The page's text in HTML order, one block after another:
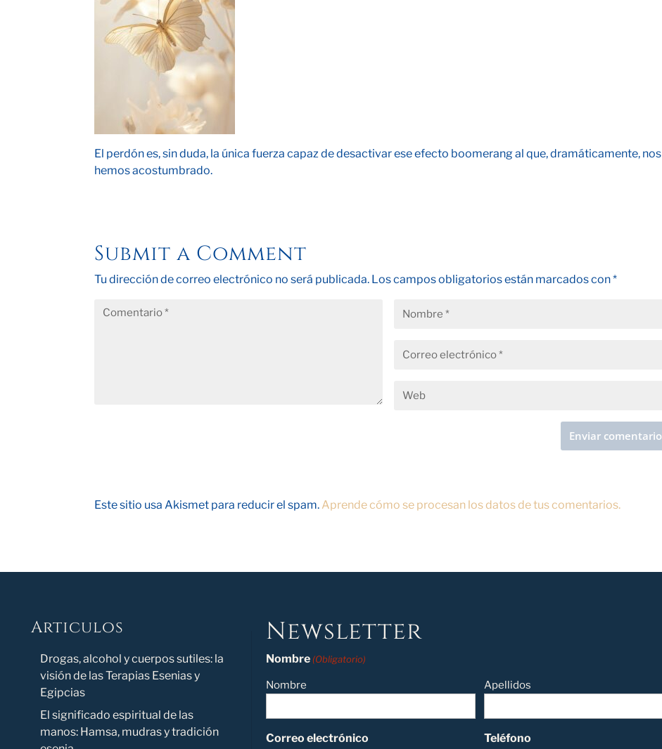
El perdón es, sin duda, la única fuerza capaz de desactivar ese efecto boomerang al que, dramáticamente, nos
hemos acostumbrado.
Submit a Comment
Tu dirección de correo electrónico no será publicada. Los campos obligatorios están marcados con*
Este sitio usa Akismet para reducir el spam. Aprende cómo se procesan los datos de tus comentarios.
Articulos
Novedad
Drogas, alcohol y cuerpos sutiles: la
visión de las Terapias Esenias y
Egipcias
El significado espiritual de las
manos: Hamsa, mudras y tradición
Newsletter
Nombre (Obligatorio)
Nombre Apellidos
Correo electrónico Teléfono